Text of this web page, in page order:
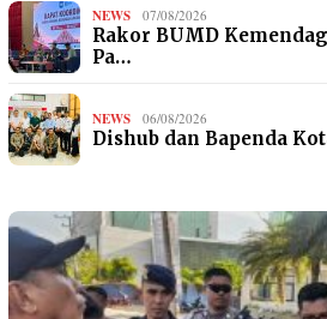
NEWS 07/08/2026
Rakor BUMD
Pa…
NEWS 06/08/2026
Dishub dan Bapenda